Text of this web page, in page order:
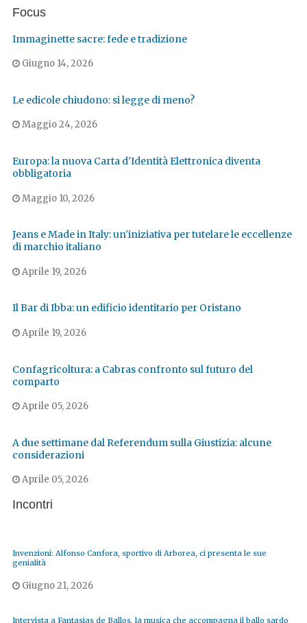
Focus
Immaginette sacre: fede e tradizione
Giugno 14, 2026
Le edicole chiudono: si legge di meno?
Maggio 24, 2026
Europa: la nuova Carta d'Identità Elettronica diventa
obbligatoria
Maggio 10, 2026
Jeans e Made in Italy: un'iniziativa per tutelare le eccellenze
di marchio italiano
Aprile 19, 2026
Il Bar di Ibba: un edificio identitario per Oristano
Aprile 19, 2026
Confagricoltura: a Cabras confronto sul futuro del
comparto
Aprile 05, 2026
A due settimane dal Referendum sulla Giustizia: alcune
considerazioni
Aprile 05, 2026
Incontri
Invenzioni: Alfonso Canfora, sportivo di Arborea, ci presenta le sue
genialità
Giugno 21, 2026
Intervista a Fantasias de Ballos, la musica che accompagna il ballo sardo